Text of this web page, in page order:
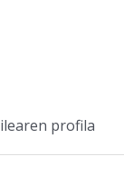
profila